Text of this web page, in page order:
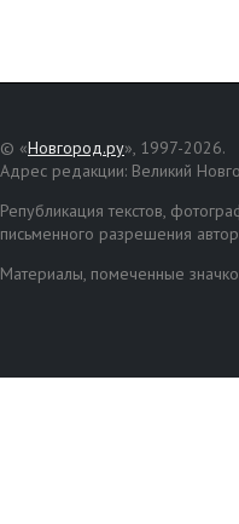
© «Новгород.ру», 1997-2026.
Адрес редакции: Великий
Републикация текстов,
письменного разрешения
Материалы, помеченные